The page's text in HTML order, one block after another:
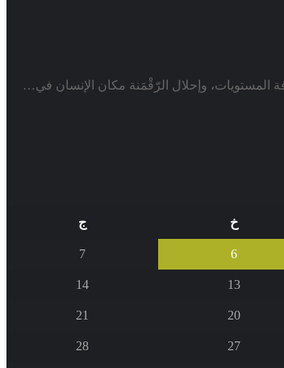
المستويات، وإحلال الرّقْمَنة مكان الإنسان في…
خ ج
6
7
13
14
20
21
27
28